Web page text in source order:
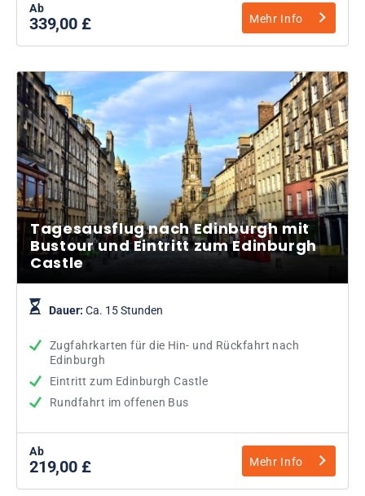
Ab
339,00 £ Mehr Info
Tagesausflug nach Edinburgh mit
Bustour und Eintritt zum Edinburgh
Castle
Dauer: Ca. 15 Stunden
Zugfahrkarten für die Hin- und Rückfahrt nach
Edinburgh
Eintritt zum Edinburgh Castle
Rundfahrt im offenen Bus
Ab
219,00 £ Mehr Info